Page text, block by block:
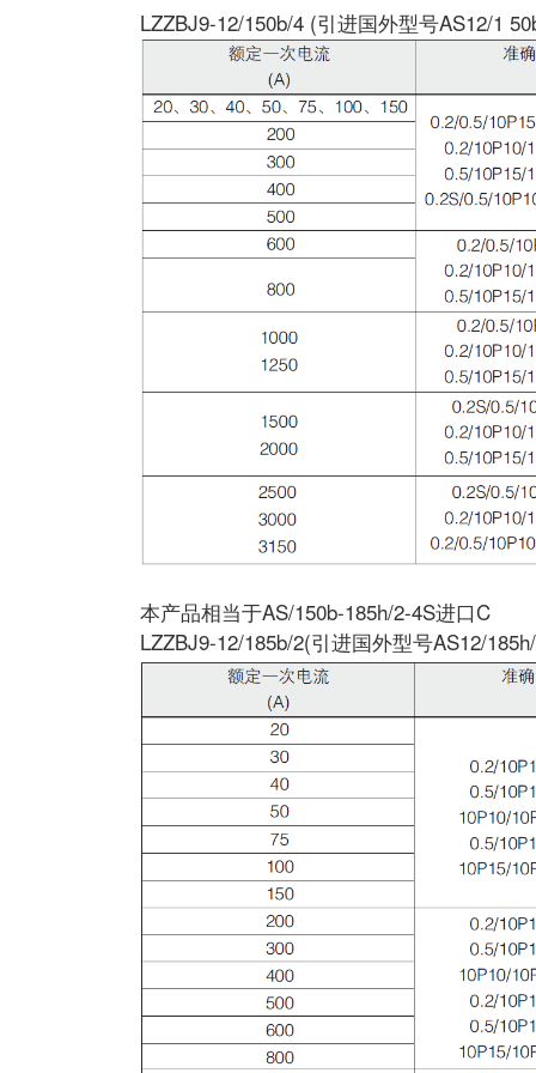
LZZBJ9-12/150b/4 (引进国外型号AS12/1
本产品相当于AS/150b-185h/2-4S进口C
LZZBJ9-12/185b/2(引进国外型号AS12/